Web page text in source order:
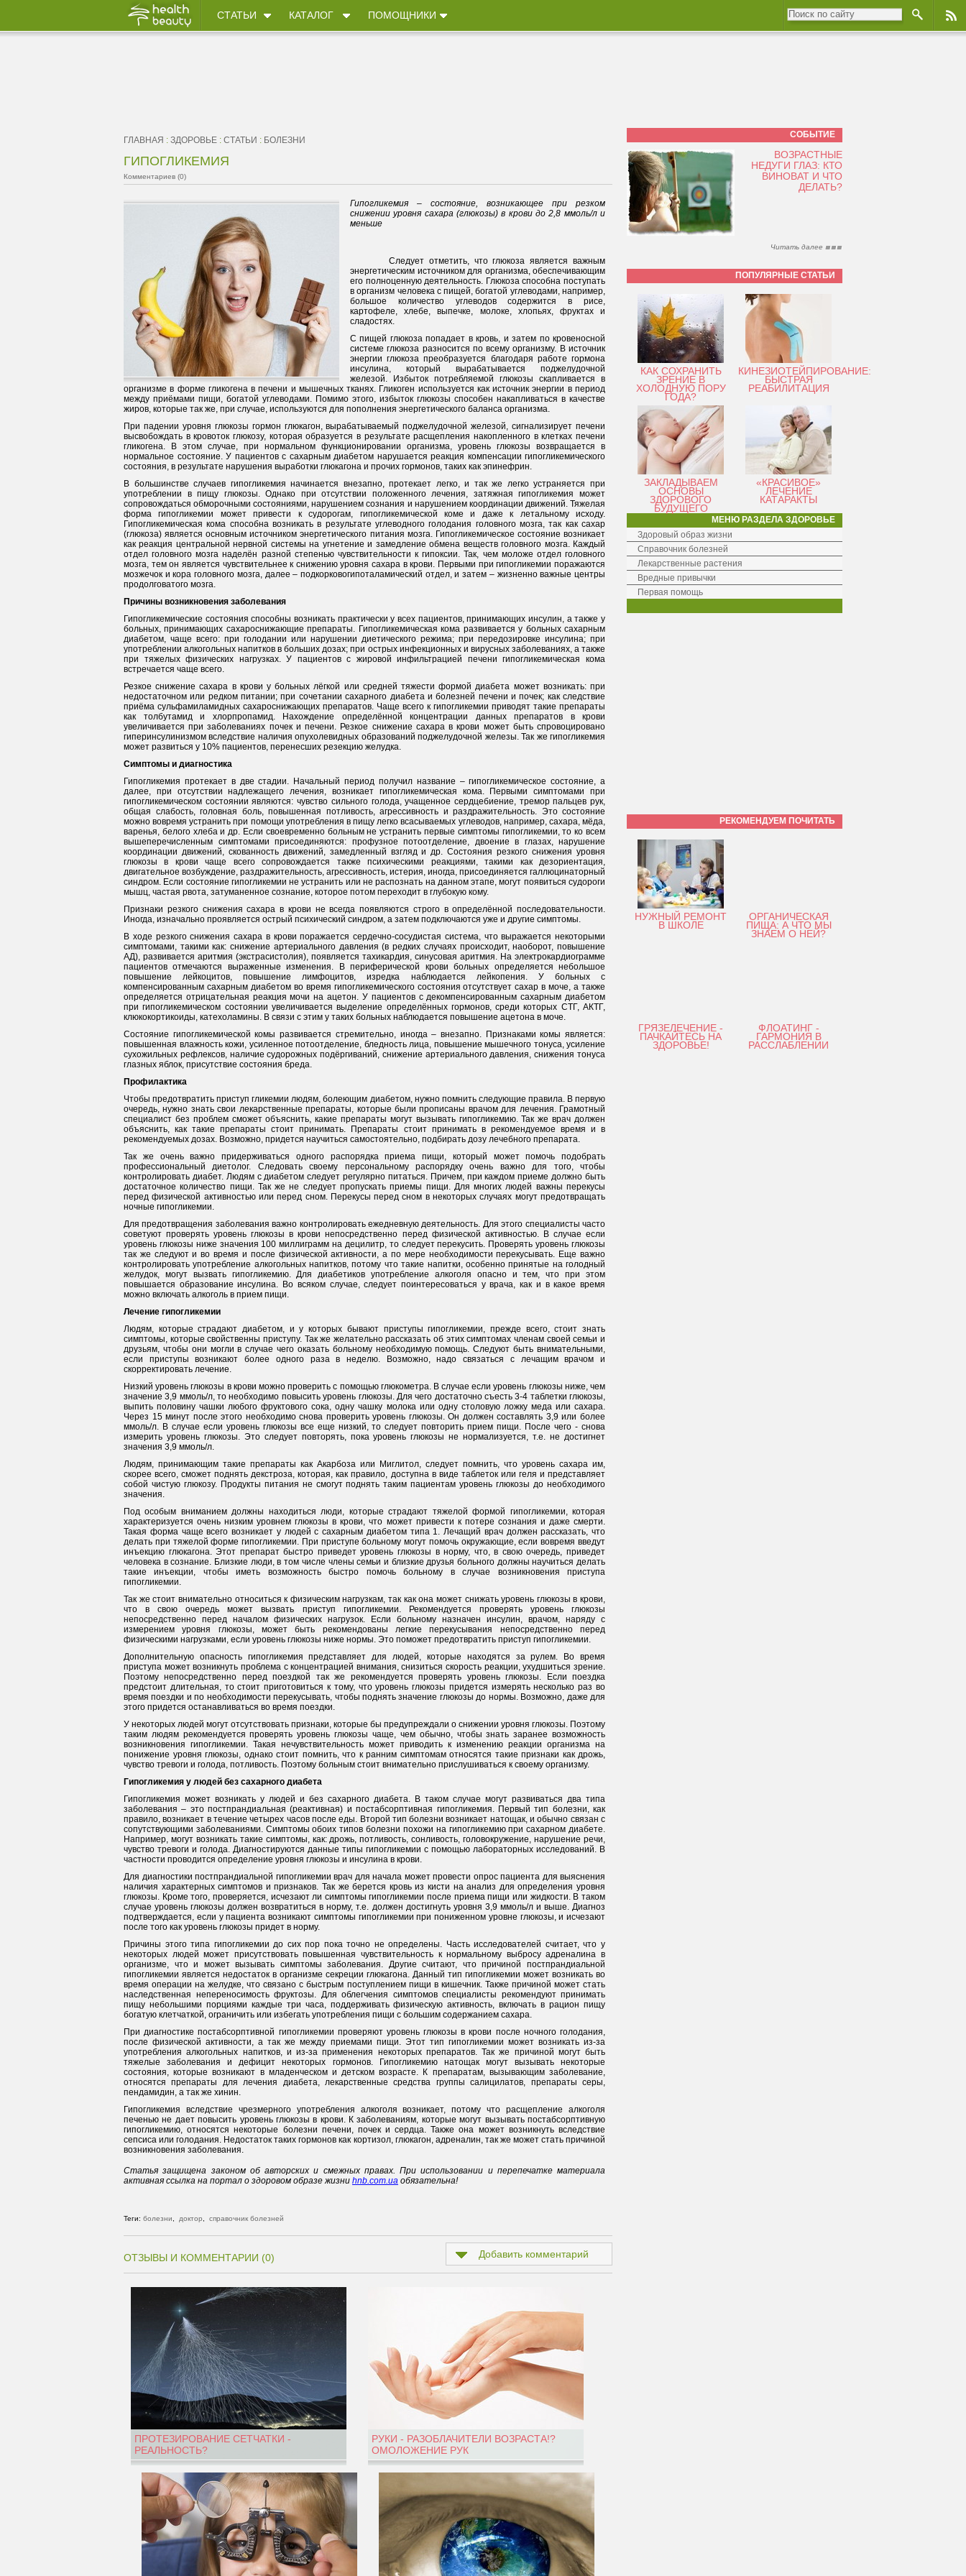
СТАТЬИ КАТАЛОГ ПОМОЩНИКИ
ГЛАВНАЯ : ЗДОРОВЬЕ : СТАТЬИ : БОЛЕЗНИ
ГИПОГЛИКЕМИЯ
Комментариев (0)
Гипогликемия – состояние, возникающее при резком
снижении уровня сахара (глюкозы) в крови до 2,8 ммоль/л и
меньше
Следует отметить, что глюкоза является важным
энергетическим источником для организма, обеспечивающим
его полноценную деятельность. Глюкоза способна поступать
в организм человека с пищей, богатой углеводами, например,
большое количество углеводов содержится в рисе,
картофеле, хлебе, выпечке, молоке, хлопьях, фруктах и
сладостях.
С пищей глюкоза попадает в кровь, и затем по кровеносной
системе глюкоза разносится по всему организму. В источник
энергии глюкоза преобразуется благодаря работе гормона
инсулина, который вырабатывается поджелудочной
железой. Избыток потребляемой глюкозы скапливается в
организме в форме гликогена в печени и мышечных тканях. Гликоген используется как источник энергии в период
между приёмами пищи, богатой углеводами. Помимо этого, избыток глюкозы способен накапливаться в качестве
жиров, которые так же, при случае, используются для пополнения энергетического баланса организма.
При падении уровня глюкозы гормон глюкагон, вырабатываемый поджелудочной железой, сигнализирует печени
высвобождать в кровоток глюкозу, которая образуется в результате расщепления накопленного в клетках печени
гликогена. В этом случае, при нормальном функционировании организма, уровень глюкозы возвращается в
нормальное состояние. У пациентов с сахарным диабетом нарушается реакция компенсации гипогликемического
состояния, в результате нарушения выработки глюкагона и прочих гормонов, таких как эпинефрин.
В большинстве случаев гипогликемия начинается внезапно, протекает легко, и так же легко устраняется при
употреблении в пищу глюкозы. Однако при отсутствии положенного лечения, затяжная гипогликемия может
сопровождаться обморочными состояниями, нарушением сознания и нарушением координации движений. Тяжелая
форма гипогликемии может привести к судорогам, гипогликемической коме и даже к летальному исходу.
Гипогликемическая кома способна возникать в результате углеводного голодания головного мозга, так как сахар
(глюкоза) является основным источником энергетического питания мозга. Гипогликемическое состояние возникает
как реакция центральной нервной системы на угнетение и замедление обмена веществ головного мозга. Каждый
отдел головного мозга наделён разной степенью чувствительности к гипоксии. Так, чем моложе отдел головного
мозга, тем он является чувствительнее к снижению уровня сахара в крови. Первыми при гипогликемии поражаются
мозжечок и кора головного мозга, далее – подкорковогипоталамический отдел, и затем – жизненно важные центры
продолговатого мозга.
Причины возникновения заболевания
Гипогликемические состояния способны возникать практически у всех пациентов, принимающих инсулин, а также у
больных, принимающих сахароснижающие препараты. Гипогликемическая кома развивается у больных сахарным
диабетом, чаще всего: при голодании или нарушении диетического режима; при передозировке инсулина; при
употреблении алкогольных напитков в больших дозах; при острых инфекционных и вирусных заболеваниях, а также
при тяжелых физических нагрузках. У пациентов с жировой инфильтрацией печени гипогликемическая кома
встречается чаще всего.
Резкое снижение сахара в крови у больных лёгкой или средней тяжести формой диабета может возникать: при
недостаточном или редком питании; при сочетании сахарного диабета и болезней печени и почек; как следствие
приёма сульфамиламидных сахароснижающих препаратов. Чаще всего к гипогликемии приводят такие препараты
как толбутамид и хлорпропамид. Нахождение определённой концентрации данных препаратов в крови
увеличивается при заболеваниях почек и печени. Резкое снижение сахара в крови может быть спровоцировано
гиперинсулинизмом вследствие наличия опухолевидных образований поджелудочной железы. Так же гипогликемия
может развиться у 10% пациентов, перенесших резекцию желудка.
Симптомы и диагностика
Гипогликемия протекает в две стадии. Начальный период получил название – гипогликемическое состояние, а
далее, при отсутствии надлежащего лечения, возникает гипогликемическая кома. Первыми симптомами при
гипогликемическом состоянии являются: чувство сильного голода, учащенное сердцебиение, тремор пальцев рук,
общая слабость, головная боль, повышенная потливость, агрессивность и раздражительность. Это состояние
можно вовремя устранить при помощи употребления в пищу легко всасываемых углеводов, например, сахара, мёда,
варенья, белого хлеба и др. Если своевременно больным не устранить первые симптомы гипогликемии, то ко всем
вышеперечисленным симптомами присоединяются: профузное потоотделение, двоение в глазах, нарушение
координации движений, скованность движений, замедленный взгляд и др. Состояния резкого снижения уровня
глюкозы в крови чаще всего сопровождается также психическими реакциями, такими как дезориентация,
двигательное возбуждение, раздражительность, агрессивность, истерия, иногда, присоединяется галлюцинаторный
синдром. Если состояние гипогликемии не устранить или не распознать на данном этапе, могут появиться судороги
мышц, частая рвота, затуманенное сознание, которое потом переходит в глубокую кому.
Признаки резкого снижения сахара в крови не всегда появляются строго в определённой последовательности.
Иногда, изначально проявляется острый психический синдром, а затем подключаются уже и другие симптомы.
В ходе резкого снижения сахара в крови поражается сердечно-сосудистая система, что выражается некоторыми
симптомами, такими как: снижение артериального давления (в редких случаях происходит, наоборот, повышение
АД), развивается аритмия (экстрасистолия), появляется тахикардия, синусовая аритмия. На электрокардиограмме
пациентов отмечаются выраженные изменения. В периферической крови больных определяется небольшое
повышение лейкоцитов, повышение лимфоцитов, изредка наблюдается лейкопения. У больных с
компенсированным сахарным диабетом во время гипогликемического состояния отсутствует сахар в моче, а также
определяется отрицательная реакция мочи на ацетон. У пациентов с декомпенсированным сахарным диабетом
при гипогликемическом состоянии увеличивается выделение определённых гормонов, среди которых СТГ, АКТГ,
клюкокортикоиды, катехоламины. В связи с этим у таких больных наблюдается повышение ацетона в моче.
Состояние гипогликемической комы развивается стремительно, иногда – внезапно. Признаками комы является:
повышенная влажность кожи, усиленное потоотделение, бледность лица, повышение мышечного тонуса, усиление
сухожильных рефлексов, наличие судорожных подёргиваний, снижение артериального давления, снижения тонуса
глазных яблок, присутствие состояния бреда.
Профилактика
Чтобы предотвратить приступ гликемии людям, болеющим диабетом, нужно помнить следующие правила. В первую
очередь, нужно знать свои лекарственные препараты, которые были прописаны врачом для лечения. Грамотный
специалист без проблем сможет объяснить, какие препараты могут вызывать гипогликемию. Так же врач должен
объяснить, как такие препараты стоит принимать. Препараты стоит принимать в рекомендуемое время и в
рекомендуемых дозах. Возможно, придется научиться самостоятельно, подбирать дозу лечебного препарата.
Так же очень важно придерживаться одного распорядка приема пищи, который может помочь подобрать
профессиональный диетолог. Следовать своему персональному распорядку очень важно для того, чтобы
контролировать диабет. Людям с диабетом следует регулярно питаться. Причем, при каждом приеме должно быть
достаточное количество пищи. Так же не следует пропускать приемы пищи. Для многих людей важны перекусы
перед физической активностью или перед сном. Перекусы перед сном в некоторых случаях могут предотвращать
ночные гипогликемии.
Для предотвращения заболевания важно контролировать ежедневную деятельность. Для этого специалисты часто
советуют проверять уровень глюкозы в крови непосредственно перед физической активностью. В случае если
уровень глюкозы ниже значения 100 миллиграмм на децилитр, то следует перекусить. Проверять уровень глюкозы
так же следуют и во время и после физической активности, а по мере необходимости перекусывать. Еще важно
контролировать употребление алкогольных напитков, потому что такие напитки, особенно принятые на голодный
желудок, могут вызвать гипогликемию. Для диабетиков употребление алкоголя опасно и тем, что при этом
повышается образование инсулина. Во всяком случае, следует поинтересоваться у врача, как и в какое время
можно включать алкоголь в прием пищи.
Лечение гипогликемии
Людям, которые страдают диабетом, и у которых бывают приступы гипогликемии, прежде всего, стоит знать
симптомы, которые свойственны приступу. Так же желательно рассказать об этих симптомах членам своей семьи и
друзьям, чтобы они могли в случае чего оказать больному необходимую помощь. Следуют быть внимательными,
если приступы возникают более одного раза в неделю. Возможно, надо связаться с лечащим врачом и
скорректировать лечение.
Низкий уровень глюкозы в крови можно проверить с помощью глюкометра. В случае если уровень глюкозы ниже, чем
значение 3,9 ммоль/л, то необходимо повысить уровень глюкозы. Для чего достаточно съесть 3-4 таблетки глюкозы,
выпить половину чашки любого фруктового сока, одну чашку молока или одну столовую ложку меда или сахара.
Через 15 минут после этого необходимо снова проверить уровень глюкозы. Он должен составлять 3,9 или более
ммоль/л. В случае если уровень глюкозы все еще низкий, то следует повторить прием пищи. После чего - снова
измерить уровень глюкозы. Это следует повторять, пока уровень глюкозы не нормализуется, т.е. не достигнет
значения 3,9 ммоль/л.
Людям, принимающим такие препараты как Акарбоза или Миглитол, следует помнить, что уровень сахара им,
скорее всего, сможет поднять декстроза, которая, как правило, доступна в виде таблеток или геля и представляет
собой чистую глюкозу. Продукты питания не смогут поднять таким пациентам уровень глюкозы до необходимого
значения.
Под особым вниманием должны находиться люди, которые страдают тяжелой формой гипогликемии, которая
характеризуется очень низким уровнем глюкозы в крови, что может привести к потере сознания и даже смерти.
Такая форма чаще всего возникает у людей с сахарным диабетом типа 1. Лечащий врач должен рассказать, что
делать при тяжелой форме гипогликемии. При приступе больному могут помочь окружающие, если вовремя введут
инъекцию глюкагона. Этот препарат быстро приведет уровень глюкозы в норму, что, в свою очередь, приведет
человека в сознание. Близкие люди, в том числе члены семьи и близкие друзья больного должны научиться делать
такие инъекции, чтобы иметь возможность быстро помочь больному в случае возникновения приступа
гипогликемии.
Так же стоит внимательно относиться к физическим нагрузкам, так как она может снижать уровень глюкозы в крови,
что в свою очередь может вызвать приступ гипогликемии. Рекомендуется проверять уровень глюкозы
непосредственно перед началом физических нагрузок. Если больному назначен инсулин, врачом, наряду с
измерением уровня глюкозы, может быть рекомендованы легкие перекусывания непосредственно перед
физическими нагрузками, если уровень глюкозы ниже нормы. Это поможет предотвратить приступ гипогликемии.
Дополнительную опасность гипогликемия представляет для людей, которые находятся за рулем. Во время
приступа может возникнуть проблема с концентрацией внимания, снизиться скорость реакции, ухудшиться зрение.
Поэтому непосредственно перед поездкой так же рекомендуется проверять уровень глюкозы. Если поездка
предстоит длительная, то стоит приготовиться к тому, что уровень глюкозы придется измерять несколько раз во
время поездки и по необходимости перекусывать, чтобы поднять значение глюкозы до нормы. Возможно, даже для
этого придется останавливаться во время поездки.
У некоторых людей могут отсутствовать признаки, которые бы предупреждали о снижении уровня глюкозы. Поэтому
таким людям рекомендуется проверять уровень глюкозы чаще, чем обычно, чтобы знать заранее возможность
возникновения гипогликемии. Такая нечувствительность может приводить к изменению реакции организма на
понижение уровня глюкозы, однако стоит помнить, что к ранним симптомам относятся такие признаки как дрожь,
чувство тревоги и голода, потливость. Поэтому больным стоит внимательно прислушиваться к своему организму.
Гипогликемия у людей без сахарного диабета
Гипогликемия может возникать у людей и без сахарного диабета. В таком случае могут развиваться два типа
заболевания – это постпрандиальная (реактивная) и постабсорптивная гипогликемия. Первый тип болезни, как
правило, возникает в течение четырех часов после еды. Второй тип болезни возникает натощак, и обычно связан с
сопутствующими заболеваниями. Симптомы обоих типов болезни похожи на гипогликемию при сахарном диабете.
Например, могут возникать такие симптомы, как: дрожь, потливость, сонливость, головокружение, нарушение речи,
чувство тревоги и голода. Диагностируются данные типы гипогликемии с помощью лабораторных исследований. В
частности проводится определение уровня глюкозы и инсулина в крови.
Для диагностики постпрандиальной гипогликемии врач для начала может провести опрос пациента для выяснения
наличия характерных симптомов и признаков. Так же берется кровь из кисти на анализ для определения уровня
глюкозы. Кроме того, проверяется, исчезают ли симптомы гипогликемии после приема пищи или жидкости. В таком
случае уровень глюкозы должен возвратиться в норму, т.е. должен достигнуть уровня 3,9 ммоль/л и выше. Диагноз
подтверждается, если у пациента возникают симптомы гипогликемии при пониженном уровне глюкозы, и исчезают
после того как уровень глюкозы придет в норму.
Причины этого типа гипогликемии до сих пор пока точно не определены. Часть исследователей считает, что у
некоторых людей может присутствовать повышенная чувствительность к нормальному выбросу адреналина в
организме, что и может вызывать симптомы заболевания. Другие считают, что причиной постпрандиальной
гипогликемии является недостаток в организме секреции глюкагона. Данный тип гипогликемии может возникать во
время операции на желудке, что связано с быстрым поступлением пищи в кишечник. Также причиной может стать
наследственная непереносимость фруктозы. Для облегчения симптомов специалисты рекомендуют принимать
пищу небольшими порциями каждые три часа, поддерживать физическую активность, включать в рацион пищу
богатую клетчаткой, ограничить или избегать употребления пищи с большим содержанием сахара.
При диагностике постабсорптивной гипогликемии проверяют уровень глюкозы в крови после ночного голодания,
после физической активности, а так же между приемами пищи. Этот тип гипогликемии может возникать из-за
употребления алкогольных напитков, и из-за применения некоторых препаратов. Так же причиной могут быть
тяжелые заболевания и дефицит некоторых гормонов. Гипогликемию натощак могут вызывать некоторые
состояния, которые возникают в младенческом и детском возрасте. К препаратам, вызывающим заболевание,
относятся препараты для лечения диабета, лекарственные средства группы салицилатов, препараты серы,
пендамидин, а так же хинин.
Гипогликемия вследствие чрезмерного употребления алкоголя возникает, потому что расщепление алкоголя
печенью не дает повысить уровень глюкозы в крови. К заболеваниям, которые могут вызывать постабсорптивную
гипогликемию, относятся некоторые болезни печени, почек и сердца. Также она может возникнуть вследствие
сепсиса или голодания. Недостаток таких гормонов как кортизол, глюкагон, адреналин, так же может стать причиной
возникновения заболевания.
Статья защищена законом об авторских и смежных правах. При использовании и перепечатке материала
активная ссылка на портал о здоровом образе жизни hnb.com.ua обязательна!
Теги: болезни доктор справочник болезней
ОТЗЫВЫ И КОММЕНТАРИИ (0) Добавить комментарий
ПРОТЕЗИРОВАНИЕ СЕТЧАТКИ -
РЕАЛЬНОСТЬ?
РУКИ - РАЗОБЛАЧИТЕЛИ ВОЗРАСТА!?
ОМОЛОЖЕНИЕ РУК
СОБЫТИЕ
ВОЗРАСТНЫЕ
НЕДУГИ ГЛАЗ: КТО
ВИНОВАТ И ЧТО
ДЕЛАТЬ?
Читать далее
ПОПУЛЯРНЫЕ СТАТЬИ
КАК СОХРАНИТЬ
ЗРЕНИЕ В
ХОЛОДНУЮ ПОРУ
ГОДА?
КИНЕЗИОТЕЙПИРОВАНИЕ:
БЫСТРАЯ
РЕАБИЛИТАЦИЯ
ЗАКЛАДЫВАЕМ
ОСНОВЫ
ЗДОРОВОГО
БУДУЩЕГО
«КРАСИВОЕ»
ЛЕЧЕНИЕ
КАТАРАКТЫ
МЕНЮ РАЗДЕЛА ЗДОРОВЬЕ
Здоровый образ жизни
Справочник болезней
Лекарственные растения
Вредные привычки
Первая помощь
РЕКОМЕНДУЕМ ПОЧИТАТЬ
НУЖНЫЙ РЕМОНТ
В ШКОЛЕ
ОРГАНИЧЕСКАЯ
ПИЩА: А ЧТО МЫ
ЗНАЕМ О НЕЙ?
ГРЯЗЕЛЕЧЕНИЕ -
ПАЧКАЙТЕСЬ НА
ЗДОРОВЬЕ!
ФЛОАТИНГ -
ГАРМОНИЯ В
РАССЛАБЛЕНИИ